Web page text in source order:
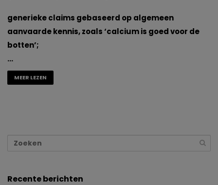
generieke claims gebaseerd op algemeen
aanvaarde kennis, zoals ‘calcium is goed voor de
botten’;
…
MEER LEZEN
Recente berichten